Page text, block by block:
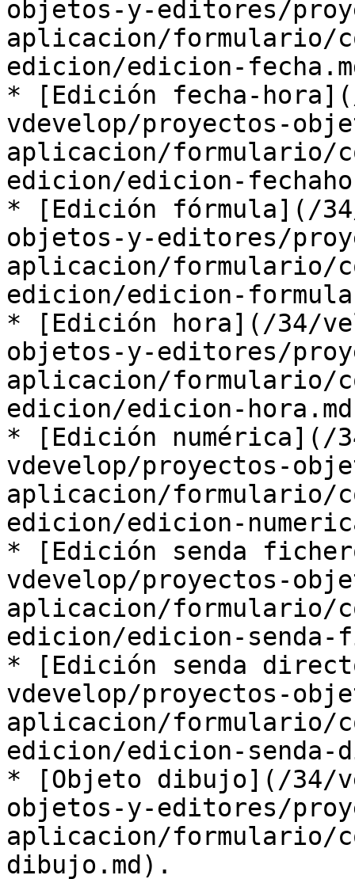
objetos-y-editores/
aplicacion/formulario/
edicion/edicion-
* [Edición fecha-
vdevelop/proyectos-
aplicacion/formulario/
edicion/edicion-
* [Edición fórmula](/
objetos-y-editores/
aplicacion/formulario/
edicion/edicion-
* [Edición hora](/34/
objetos-y-editores/
aplicacion/formulario/
edicion/edicion-
* [Edición numérica](/
vdevelop/proyectos-
aplicacion/formulario/
edicion/edicion-
* [Edición senda
vdevelop/proyectos-
aplicacion/formulario/
edicion/edicion-senda-
* [Edición senda
vdevelop/proyectos-
aplicacion/formulario/
edicion/edicion-
* [Objeto dibujo](/34/
objetos-y-editores/
aplicacion/formulario/